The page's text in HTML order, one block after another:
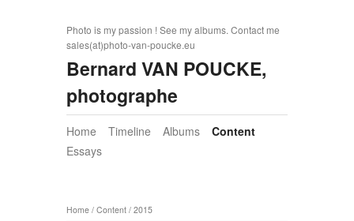
Photo is my passion ! See my albums. Contact me
sales(at)photo-van-poucke.eu
Bernard VAN POUCKE,
photographe
Home Timeline Albums
Content
Essays
Home / Content / 2015